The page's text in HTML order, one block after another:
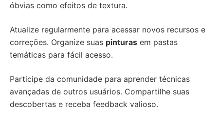
óbvias como efeitos de textura.
Atualize regularmente para acessar novos recursos e
correções. Organize suas pinturas em pastas
temáticas para fácil acesso.
Participe da comunidade para aprender técnicas
avançadas de outros usuários. Compartilhe suas
descobertas e receba feedback valioso.